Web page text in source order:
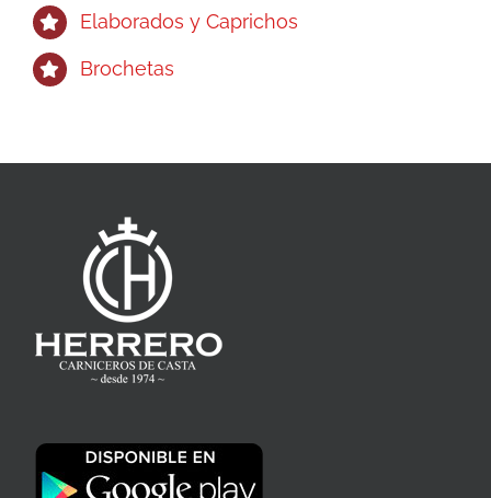
Elaborados y Caprichos
Brochetas